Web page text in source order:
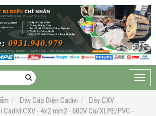
Dây Cáp Điện Cadivi
Dây CXV
Cadivi CXV - 4x2 mm2 - 600V Cu/XLPE/PVC -